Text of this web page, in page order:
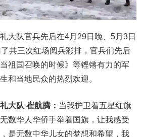
大队官兵先后在4月29日晚、5月3日
共三次红场阅兵彩排，官兵们先后
祖国召唤的时候》等铿锵有力的军
和当地民众的热烈欢迎。
大队 崔航腾： 当我护卫着五星红旗
数华人华侨手举着国旗，让我感受
是无数中华儿女的梦想和希望，我